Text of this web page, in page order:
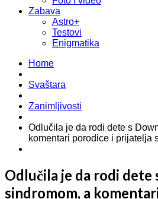
Zabava
Astro+
Testovi
Enigmatika
Home
Svaštara
Zanimljivosti
Odlučila je da rodi dete s
komentari porodice i prijatelja
Odlučila je da rodi dete
sindromom, a